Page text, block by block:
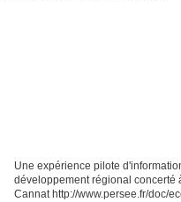
Une expérience pilote
développement régional concerté
Cannat http://www.persee.fr/doc/